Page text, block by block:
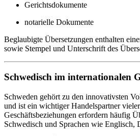
Gerichtsdokumente
notarielle Dokumente
Beglaubigte Übersetzungen enthalten
sowie Stempel und Unterschrift des
Schwedisch im internationalen
Schweden gehört zu den innovativsten
und ist ein wichtiger Handelspartner
Geschäftsbeziehungen erfordern häufig
Schwedisch und Sprachen wie Englisch,